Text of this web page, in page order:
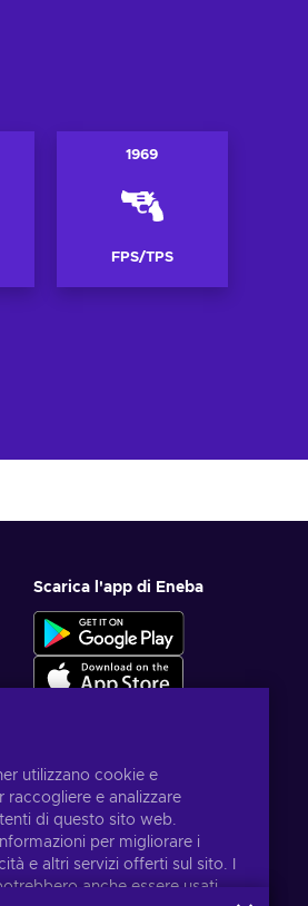
1969
FPS/TPS
Scarica l'app di Eneba
utilizzano cookie e
raccogliere e analizzare
di questo sito web.
per migliorare i
e altri servizi offerti sul sito. I
anche essere usati